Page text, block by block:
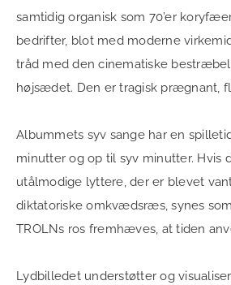
samtidig organisk som 70’er
bedrifter, blot med moderne
tråd med den cinematiske
højsædet. Den er tragisk prægnant,
Albummets syv sange har en
minutter og op til syv minutter. Hvis
utålmodige lyttere, der er blevet
diktatoriske omkvædsræs, synes
TROLNs ros fremhæves, at tiden
Lydbilledet understøtter og